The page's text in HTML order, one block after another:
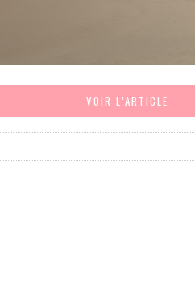
VOIR L’ARTICLE